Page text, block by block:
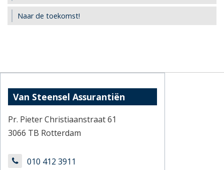
Naar de toekomst!
Van Steensel Assurantiën
Pr. Pieter Christiaanstraat 61
3066 TB Rotterdam
010 412 3911